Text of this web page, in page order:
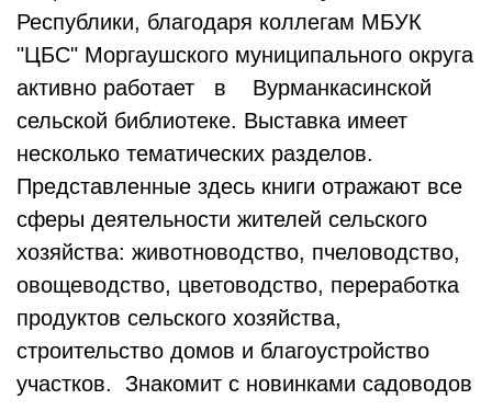
Республики, благодаря коллегам МБУК
"ЦБС" Моргаушского муниципального округа
активно работает в Вурманкасинской
сельской библиотеке. Выставка имеет
несколько тематических разделов.
Представленные здесь книги отражают все
сферы деятельности жителей сельского
хозяйства: животноводство, пчеловодство,
овощеводство, цветоводство, переработка
продуктов сельского хозяйства,
строительство домов и благоустройство
участков. Знакомит с новинками садоводов